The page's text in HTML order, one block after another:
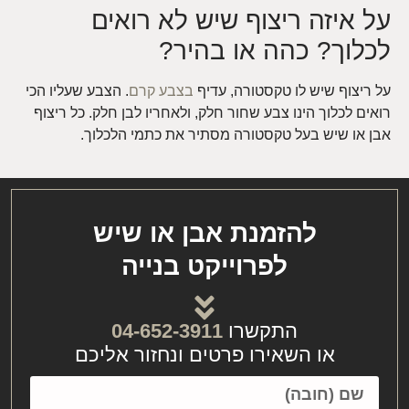
על איזה ריצוף שיש לא רואים
לכלוך? כהה או בהיר?
על ריצוף שיש לו טקסטורה, עדיף בצבע קרם. הצבע שעליו הכי
רואים לכלוך הינו צבע שחור חלק, ולאחריו לבן חלק. כל ריצוף
אבן או שיש בעל טקסטורה מסתיר את כתמי הלכלוך.
להזמנת אבן או שיש
לפרוייקט בנייה
התקשרו 04-652-3911
או השאירו פרטים ונחזור אליכם